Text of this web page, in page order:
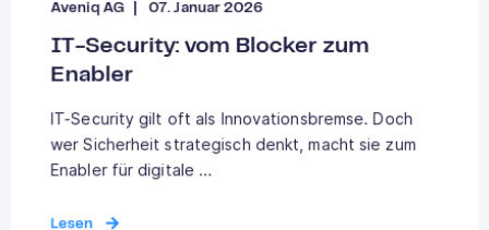
Aveniq AG 07. Januar 2026
IT-Security: vom Blocker zum
Enabler
IT-Security gilt oft als Innovationsbremse. Doch
wer Sicherheit strategisch denkt, macht sie zum
Enabler für digitale ...
Lesen